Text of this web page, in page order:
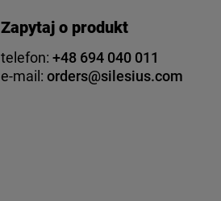
Zapytaj o produkt
telefon:+48 694 040 011
e-mail:orders@silesius.com